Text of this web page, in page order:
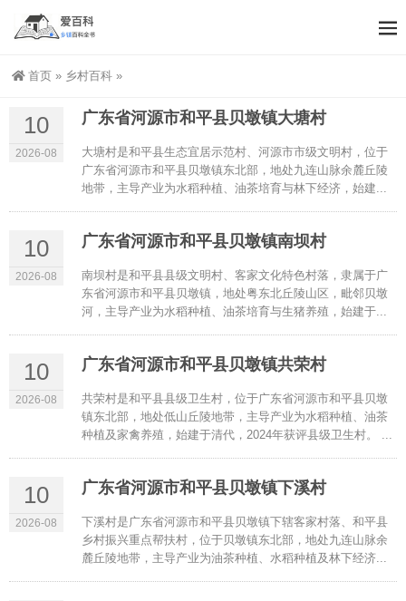
首页 » 乡村百科 »
10
2026-08
广东省河源市和平县贝墩镇大塘村
大塘村是和平县生态宜居示范村、河源市市级文明村，位于
广东省河源市和平县贝墩镇东北部，地处九连山脉余麓丘陵
地带，主导产业为水稻种植、油茶培育与林下经济，始建...
10
2026-08
广东省河源市和平县贝墩镇南坝村
南坝村是和平县县级文明村、客家文化特色村落，隶属于广
东省河源市和平县贝墩镇，地处粤东北丘陵山区，毗邻贝墩
河，主导产业为水稻种植、油茶培育与生猪养殖，始建于...
10
2026-08
广东省河源市和平县贝墩镇共荣村
共荣村是和平县县级卫生村，位于广东省河源市和平县贝墩
镇东北部，地处低山丘陵地带，主导产业为水稻种植、油茶
种植及家禽养殖，始建于清代，2024年获评县级卫生村。 ...
10
2026-08
广东省河源市和平县贝墩镇下溪村
下溪村是广东省河源市和平县贝墩镇下辖客家村落、和平县
乡村振兴重点帮扶村，位于贝墩镇东北部，地处九连山脉余
麓丘陵地带，主导产业为油茶种植、水稻种植及林下经济...